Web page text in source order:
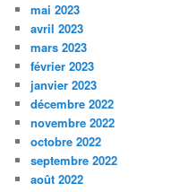
mai 2023
avril 2023
mars 2023
février 2023
janvier 2023
décembre 2022
novembre 2022
octobre 2022
septembre 2022
août 2022